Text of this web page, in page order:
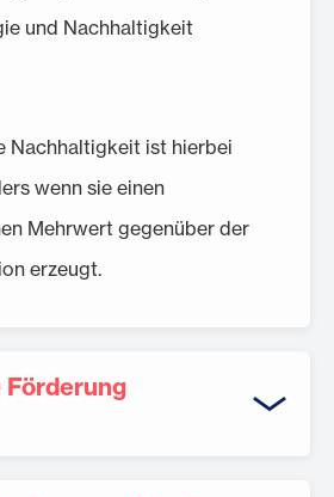
und Nachhaltigkeit
Nachhaltigkeit ist hierbei
wenn sie einen
Mehrwert gegenüber der
erzeugt.
Förderung